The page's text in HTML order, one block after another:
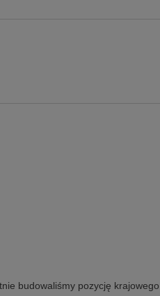
budowaliśmy pozycję